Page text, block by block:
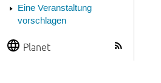
Eine Veranstaltung
vorschlagen
Planet